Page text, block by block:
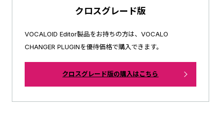
クロスグレード版
VOCALOID Editor製品をお持ちの方は、 VOCALO
CHANGER PLUGINを優待価格で購入できます。
クロスグレード版の購入はこちら